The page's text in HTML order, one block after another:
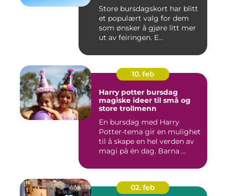
Store bursdagskort har blitt
et populært valg for dem
som ønsker å gjøre litt mer
ut av feiringen. E...
10. feb
Harry potter bursdag
magiske ideer til små og
store trollmenn
En bursdag med Harry
Potter-tema gir en mulighet
til å skape en hel verden av
magi på én dag. Barna ...
02. feb